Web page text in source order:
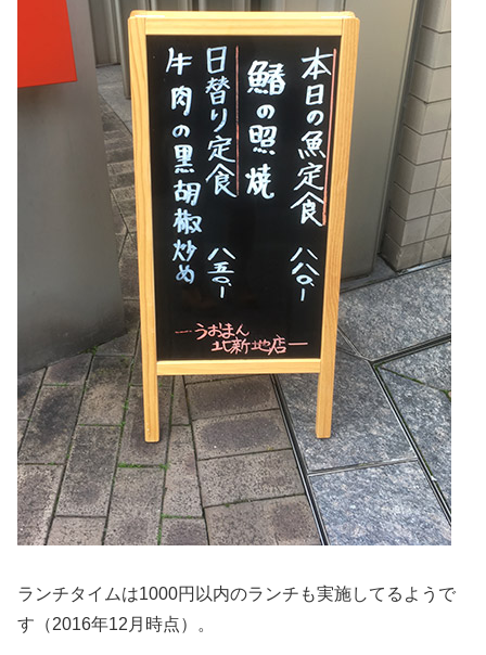
ランチタイムは1000円以内のランチも実施してるようで
す（2016年12月時点）。